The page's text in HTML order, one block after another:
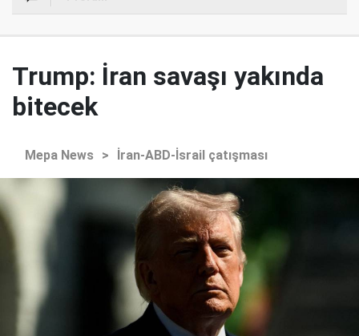
Trump: İran savaşı yakında
bitecek
Mepa News > İran-ABD-İsrail çatışması